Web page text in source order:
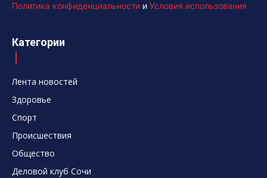
Политика конфиденциальности и Условия использования
Категории
Лента новостей
Здоровье
Спорт
Происшествия
Общество
Деловой клуб Сочи